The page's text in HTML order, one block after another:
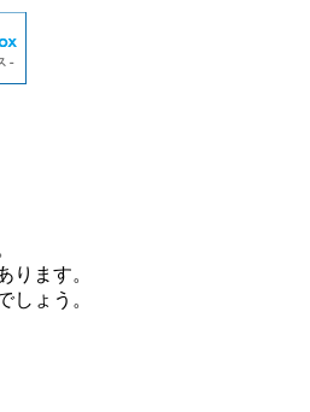
ります。
しょう。